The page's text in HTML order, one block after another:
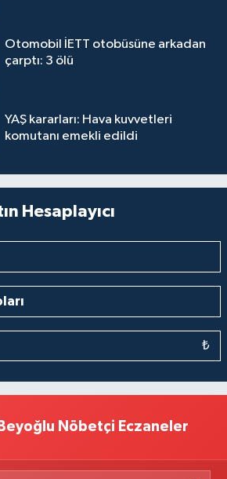
Otomobil İETT otobüsüne arkadan
çarptı: 3 ölü
YAŞ kararları: Hava kuvvetleri
komutanı emekli edildi
Hesaplayıcı
₺
Nöbetçi Eczaneler